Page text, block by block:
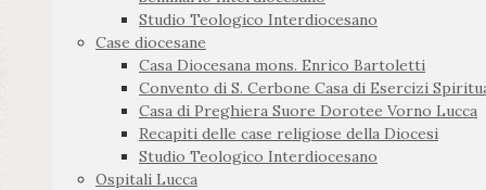
Studio Teologico Interdiocesano
Case diocesane
Casa Diocesana mons. Enrico Bartoletti
Convento di S. Cerbone Casa di Esercizi
Casa di Preghiera Suore Dorotee Vorno Lucca
Recapiti delle case religiose della Diocesi
Studio Teologico Interdiocesano
Ospitali Lucca